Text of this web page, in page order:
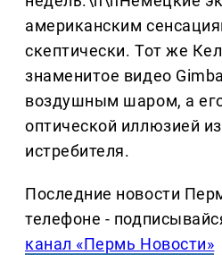
американским
скептически. Тот же
знаменитое видео
воздушным шаром, а
оптической иллюзией
истребителя.
Последние новости
телефоне -
канал «Пермь Новости»